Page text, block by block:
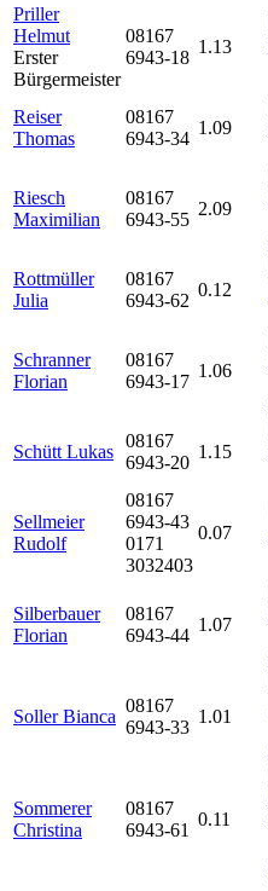
Priller
Helmut
Erster
Bürgermeister
08167
6943-18
1.13
Reiser
Thomas
08167
6943-34
1.09
Riesch
Maximilian
08167
6943-55
2.09
Rottmüller
Julia
08167
6943-62
0.12
Schranner
Florian
08167
6943-17
1.06
Schütt Lukas
08167
6943-20
1.15
Sellmeier
Rudolf
08167
6943-43
0171
3032403
0.07
Silberbauer
Florian
08167
6943-44
1.07
Soller Bianca
08167
6943-33
1.01
Sommerer
Christina
08167
6943-61
0.11